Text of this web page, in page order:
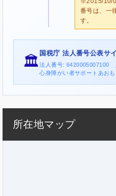
番号は、一
す。
🏛️
国税庁 法人番号公表サ
法人番号: 6420005007100
心身障がい者サポートあお
所在地マップ